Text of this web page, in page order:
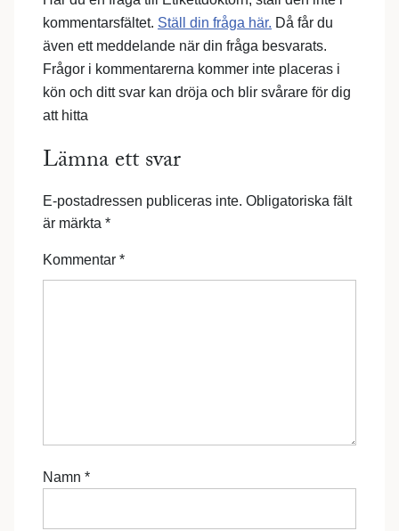
kommentarsfältet. Ställ din fråga här. Då får du
även ett meddelande när din fråga besvarats.
Frågor i kommentarerna kommer inte placeras i
kön och ditt svar kan dröja och blir svårare för dig
att hitta
Lämna ett svar
E-postadressen publiceras inte. Obligatoriska fält
är märkta *
Kommentar *
Namn *